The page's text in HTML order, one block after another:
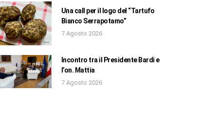
Una call per il logo del “Tartufo
Bianco Serrapotamo”
7 Agosto 2026
Incontro tra il Presidente Bardi e
l’on. Mattia
7 Agosto 2026